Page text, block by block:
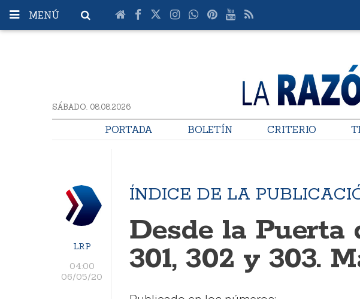
MENÚ
SÁBADO. 08.08.2026
PORTADA BOLETÍN CRITERIO
LRP
04:00
06/05/20
ÍNDICE DE LA
Desde la Puerta
301, 302 y 303.